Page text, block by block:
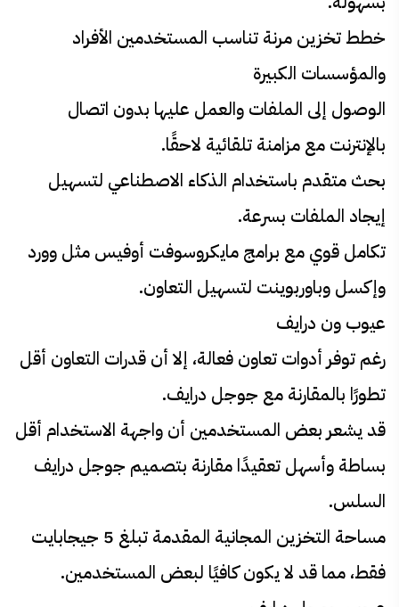
خطط تخزين مرنة تناسب المستخدمين الأفراد
والمؤسسات الكبيرة
الوصول إلى الملفات والعمل عليها بدون اتصال
بالإنترنت مع مزامنة تلقائية لاحقًا.
بحث متقدم باستخدام الذكاء الاصطناعي لتسهيل
إيجاد الملفات بسرعة.
تكامل قوي مع برامج مايكروسوفت أوفيس مثل وورد
وإكسل وباوربوينت لتسهيل التعاون.
عيوب ون درايف
رغم توفر أدوات تعاون فعالة، إلا أن قدرات التعاون أقل
تطورًا بالمقارنة مع جوجل درايف.
قد يشعر بعض المستخدمين أن واجهة الاستخدام أقل
بساطة وأسهل تعقيدًا مقارنة بتصميم جوجل درايف
السلس.
مساحة التخزين المجانية المقدمة تبلغ 5 جيجابايت
فقط، مما قد لا يكون كافيًا لبعض المستخدمين.